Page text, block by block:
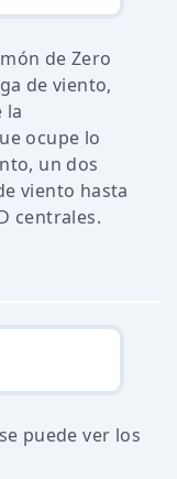
de Zero
de viento,
la
ocupe lo
un dos
viento hasta
centrales.
puede ver los